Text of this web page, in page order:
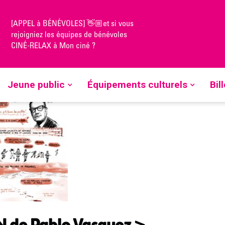
[APPEL à BÉNÉVOLES] 👋🏼et si vous
rejoigniez les équipes de bénévoles
CINÉ-RELAX à Mon ciné ?
Jeune public Équipements culturels
de Pablo Vasquez > Médiathèque Gabriel Péri